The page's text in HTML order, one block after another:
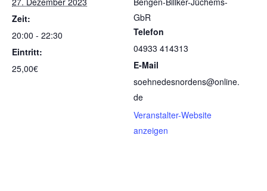
Zeit:
20:00 - 22:30
Eintritt:
25,00€
GbR
Telefon
04933 414313
E-Mail
soehnedesnordens@online.
de
Veranstalter-Website
anzeigen